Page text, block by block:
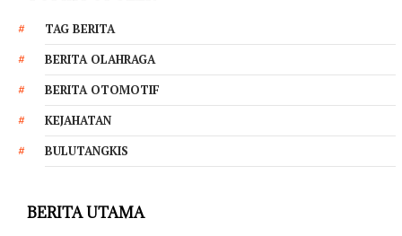
TAG BERITA
BERITA OLAHRAGA
BERITA OTOMOTIF
KEJAHATAN
BULUTANGKIS
BERITA UTAMA